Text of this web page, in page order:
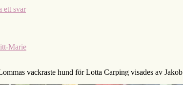
ett svar
Marie
vackraste hund för Lotta Carping visades av Jakob